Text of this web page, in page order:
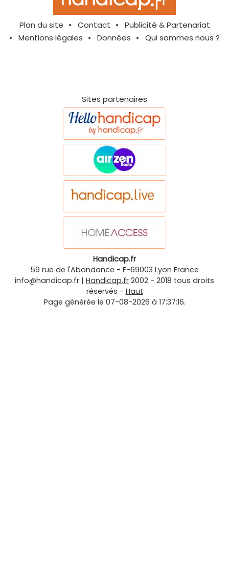
Plan du site Contact
Publicité & Partenariat
Mentions légales
Données Qui sommes nous ?
Sites partenaires
Handicap.fr
59 rue de l'Abondance - F-69003 Lyon France
info@handicap.fr | Handicap.fr 2002 - 2018 tous droits
réservés - Haut
Page générée le 07-08-2026 à 17:37:16.